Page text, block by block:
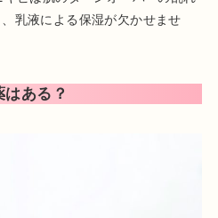
乳液による保湿が欠かせませ
ある？